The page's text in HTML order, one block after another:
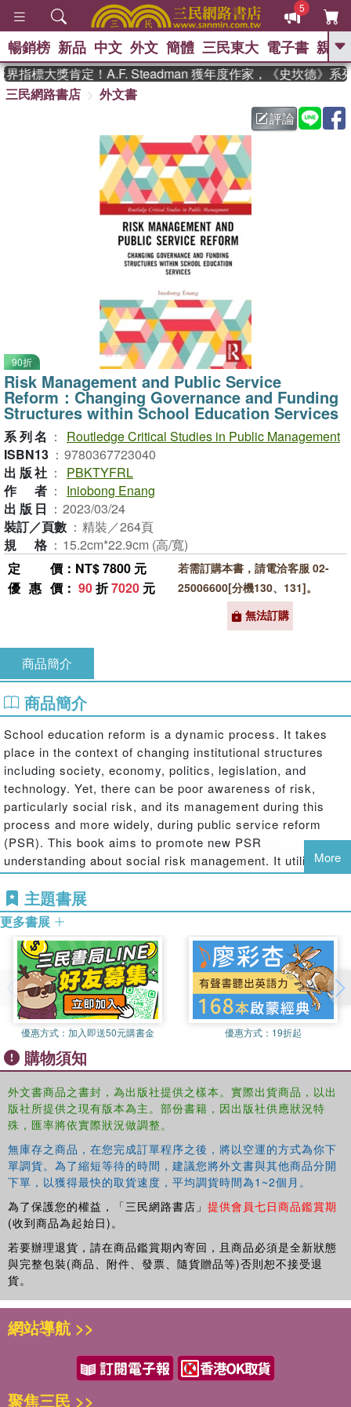
5
GO
父親節 、 如果歷
暑期推薦 、 國際布克
獎 臺灣漫遊錄 、 方念華
登輝時代
、 數學女孩：黎曼猜想
偉大的迷走神經
暢銷榜 新品 中文 外文 簡體 三民東大 電子書 親子
指標大獎肯定！A.F. Steadman 獲年度作家，《史坎德》系列
三民網路書店
外文書
評論
90折
Risk Management and Public Service
Reform：Changing Governance and Funding
Structures within School Education Services
系列名 ：
Routledge Critical Studies in Public Management
ISBN13 ： 9780367723040
出版社 ：
PBKTYFRL
作者 ：
Iniobong Enang
出版日 ： 2023/03/24
裝訂／頁數 ： 精裝／264頁
規格 ： 15.2cm*22.9cm (高/寬)
定價 ：NT$ 7800 元
優惠價 ： 90折7020 元
若需訂購本書，請電洽客服 02-
25006600[分機130、131]。
無法訂購
商品簡介
商品簡介
School education reform is a dynamic process. It takes
place in the context of changing institutional structures
including society, economy, politics, legislation, and
technology. Yet, there can be poor awareness of risk,
particularly social risk, and its management during this
process and more widely, during public service reform
(PSR). This book aims to promote new PSR
understanding about social risk management. It utilizes in-
depth case studies comprising two anonymous Scottish
councils responsible for providing and reforming school
education services.
Drawing mainly on risk management and structuration
theories with elements of complexity leadership and
institutional theories, the book explains contextual issues
around the reform of Scottish school education services
(SSES). It illustrates that social risks associated with
reform can be used to explain emerging threats.
Furthermore, it demonstrates that agent-structure duality
may be instrumental to the production and management of
social risks. The book also shows how the concept of
social risk can be used to improve policy making and
implementation. Targeted at practitioners, researchers,
those in the fields of public administration, public service
management, and risk management more generally.
More
主題書展
更多書展
優惠方式： 加入即送50元購書金 優惠方式： 19折起
購物須知
外文書商品之書封，為出版社提供之樣本。實際出貨商品，以出
版社所提供之現有版本為主。部份書籍，因出版社供應狀況特
殊，匯率將依實際狀況做調整。
無庫存之商品，在您完成訂單程序之後，將以空運的方式為你下
單調貨。為了縮短等待的時間，建議您將外文書與其他商品分開
下單，以獲得最快的取貨速度，平均調貨時間為1~2個月。
為了保護您的權益，「三民網路書店」 提供會員七日商品鑑賞期
(收到商品為起始日)。
若要辦理退貨，請在商品鑑賞期內寄回，且商品必須是全新狀態
與完整包裝(商品、附件、發票、隨貨贈品等)否則恕不接受退
貨。
網站導航 >>
聚焦三民 >>